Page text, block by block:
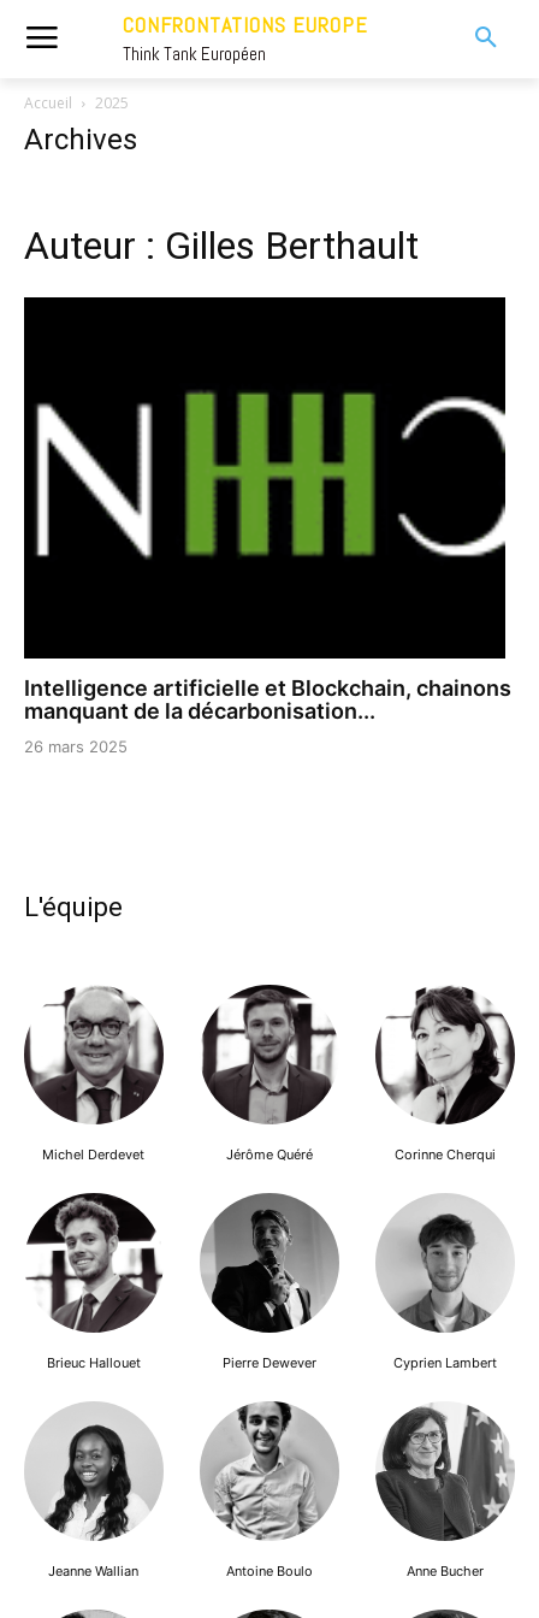
CONFRONTATIONS EUROPE
Think Tank Européen
Accueil 2025
Archives
Auteur : Gilles Berthault
Intelligence artificielle et Blockchain, chainons
manquant de la décarbonisation...
26 mars 2025
L'équipe
Michel Derdevet Jérôme Quéré Corinne Cherqui
Brieuc Hallouet Pierre Dewever Cyprien Lambert
Jeanne Wallian Antoine Boulo Anne Bucher